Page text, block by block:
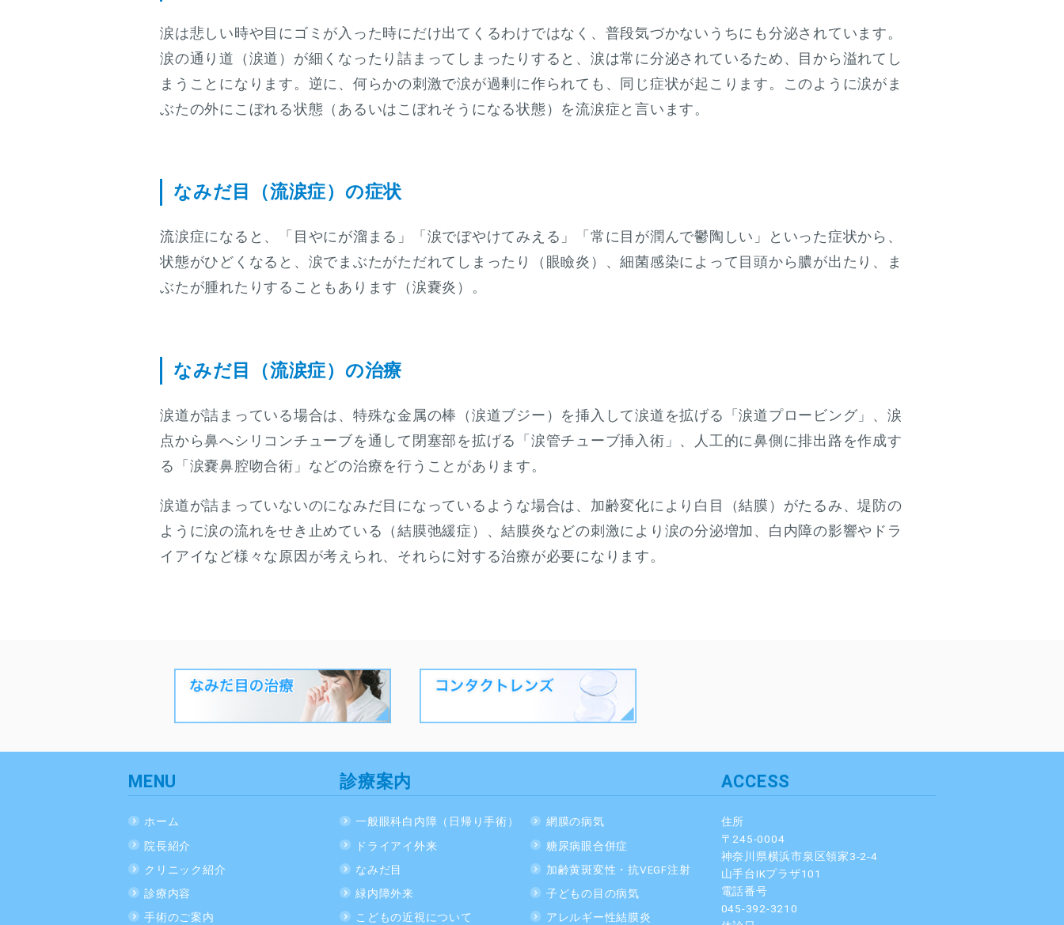
涙は悲しい時や目にゴミが入った時にだけ出てくるわけではなく、普段気づかないうちにも分泌されています。
涙の通り道（涙道）が細くなったり詰まってしまったりすると、涙は常に分泌されているため、目から溢れてし
まうことになります。逆に、何らかの刺激で涙が過剰に作られても、同じ症状が起こります。このように涙がま
ぶたの外にこぼれる状態（あるいはこぼれそうになる状態）を流涙症と言います。
なみだ目（流涙症）の症状
流涙症になると、「目やにが溜まる」「涙でぼやけてみえる」「常に目が潤んで鬱陶しい」といった症状から、
状態がひどくなると、涙でまぶたがただれてしまったり（眼瞼炎）、細菌感染によって目頭から膿が出たり、ま
ぶたが腫れたりすることもあります（涙嚢炎）。
なみだ目（流涙症）の治療
涙道が詰まっている場合は、特殊な金属の棒（涙道ブジー）を挿入して涙道を拡げる「涙道プロービング」、涙
点から鼻へシリコンチューブを通して閉塞部を拡げる「涙管チューブ挿入術」、人工的に鼻側に排出路を作成す
る「涙嚢鼻腔吻合術」などの治療を行うことがあります。
涙道が詰まっていないのになみだ目になっているような場合は、加齢変化により白目（結膜）がたるみ、堤防の
ように涙の流れをせき止めている（結膜弛緩症）、結膜炎などの刺激により涙の分泌増加、白内障の影響やドラ
イアイなど様々な原因が考えられ、それらに対する治療が必要になります。
MENU
ホーム
院長紹介
クリニック紹介
診療内容
手術のご案内
診療案内
一般眼科白内障（日帰り手術）
網膜の病気
ドライアイ外来
糖尿病眼合併症
なみだ目
加齢黄斑変性・抗VEGF注射
緑内障外来
子どもの目の病気
こどもの近視について
アレルギー性結膜炎
ACCESS
住所
〒245-0004
神奈川県横浜市泉区領家3-2-4
山手台IKプラザ101
電話番号
045-392-3210